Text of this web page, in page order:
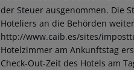
der Steuer ausgenommen. Die
Hoteliers an die Behörden
http://www.caib.es/sites/
Hotelzimmer am Ankunftstag
Check-Out-Zeit des Hotels am